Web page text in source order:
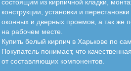
состоящим из кирпичной кладки,
конструкции, установки и
оконных и дверных проемов, а так же
на рабочем месте.
Купить белый кирпич в Харькове по
Покупатель понимает, что
от составляющих компонентов.